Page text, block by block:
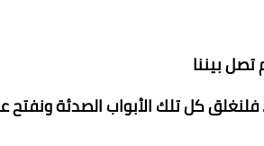
بيننا
فلنغلق كل تلك الأبواب الصدئة ونفتح